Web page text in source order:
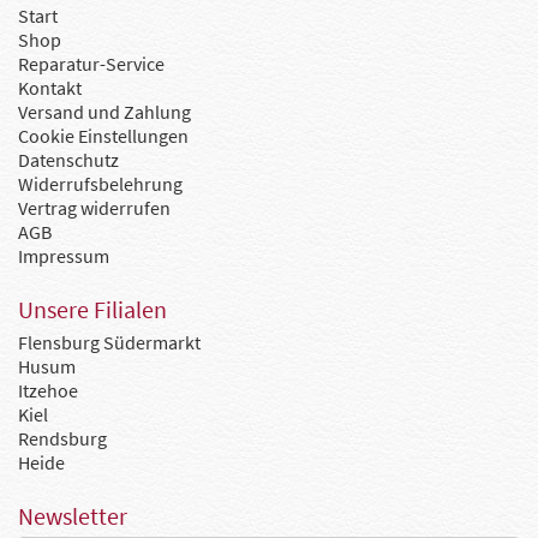
Start
Shop
Reparatur-Service
Kontakt
Versand und Zahlung
Cookie Einstellungen
Datenschutz
Widerrufsbelehrung
Vertrag widerrufen
AGB
Impressum
Unsere Filialen
Flensburg Südermarkt
Husum
Itzehoe
Kiel
Rendsburg
Heide
Newsletter